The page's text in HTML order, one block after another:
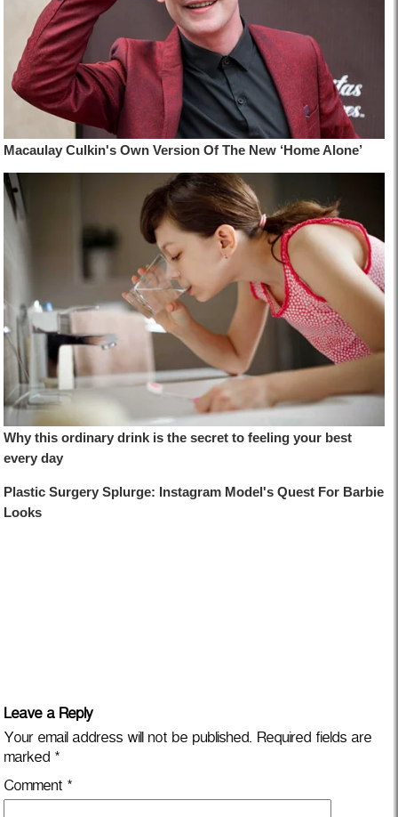
Leave a Reply
Your email address will not be published. Required fields are
marked *
Comment *